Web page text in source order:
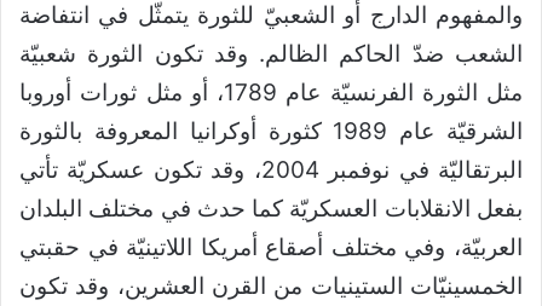
والمفهوم الدارج أو الشعبيّ للثورة يتمثّل في انتفاضة
الشعب ضدّ الحاكم الظالم. وقد تكون الثورة شعبيّة
مثل الثورة الفرنسيّة عام 1789، أو مثل ثورات أوروبا
الشرقيّة عام 1989 كثورة أوكرانيا المعروفة بالثورة
البرتقاليّة في نوفمبر 2004، وقد تكون عسكريّة تأتي
بفعل الانقلابات العسكريّة كما حدث في مختلف البلدان
العربيّة، وفي مختلف أصقاع أمريكا اللاتينيّة في حقبتي
الخمسينيّات الستينيات من القرن العشرين، وقد تكون